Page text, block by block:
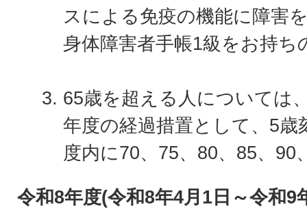
スによる免疫の機能に障害
身体障害者手帳1級をお持ち
65歳を超える人については
年度の経過措置として、5歳
度内に70、75、80、85、90
令和8年度(令和8年4月1日～令和9